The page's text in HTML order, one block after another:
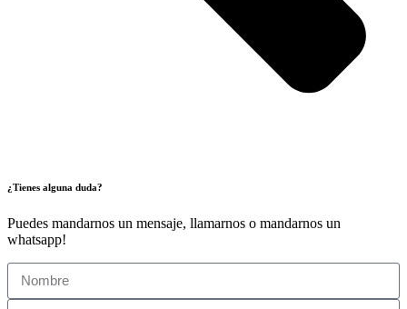
¿Tienes alguna duda?
Puedes mandarnos un mensaje, llamarnos o mandarnos un
whatsapp!